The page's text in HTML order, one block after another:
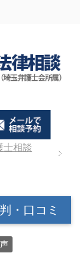
士相談
・口コミ